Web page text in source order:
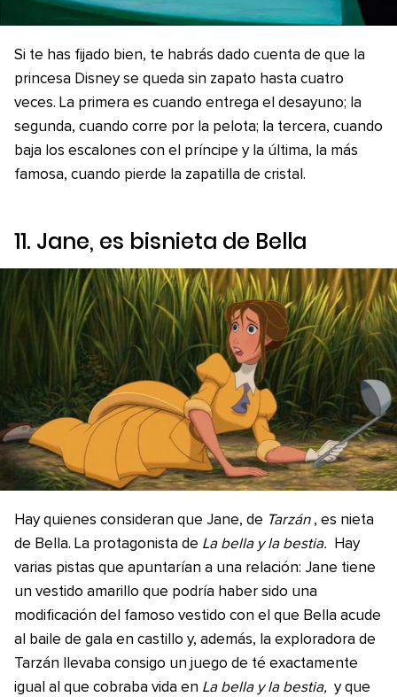
Si te has fijado bien, te habrás dado cuenta de que la
princesa Disney se queda sin zapato hasta cuatro
veces. La primera es cuando entrega el desayuno; la
segunda, cuando corre por la pelota; la tercera, cuando
baja los escalones con el príncipe y la última, la más
famosa, cuando pierde la zapatilla de cristal.
11. Jane, es bisnieta de Bella
Hay quienes consideran que Jane, de Tarzán , es nieta
de Bella. La protagonista de La bella y la bestia. Hay
varias pistas que apuntarían a una relación: Jane tiene
un vestido amarillo que podría haber sido una
modificación del famoso vestido con el que Bella acude
al baile de gala en castillo y, además, la exploradora de
Tarzán llevaba consigo un juego de té exactamente
igual al que cobraba vida en La bella y la bestia, y que